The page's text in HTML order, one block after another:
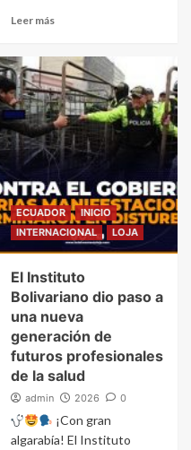
Leer más
ECUADOR
INICIO
INTERNACIONAL
LOJA
El Instituto
Bolivariano dio paso a
una nueva
generación de
futuros profesionales
de la salud
admin 2026 0
¡Con gran
algarabía! El Instituto